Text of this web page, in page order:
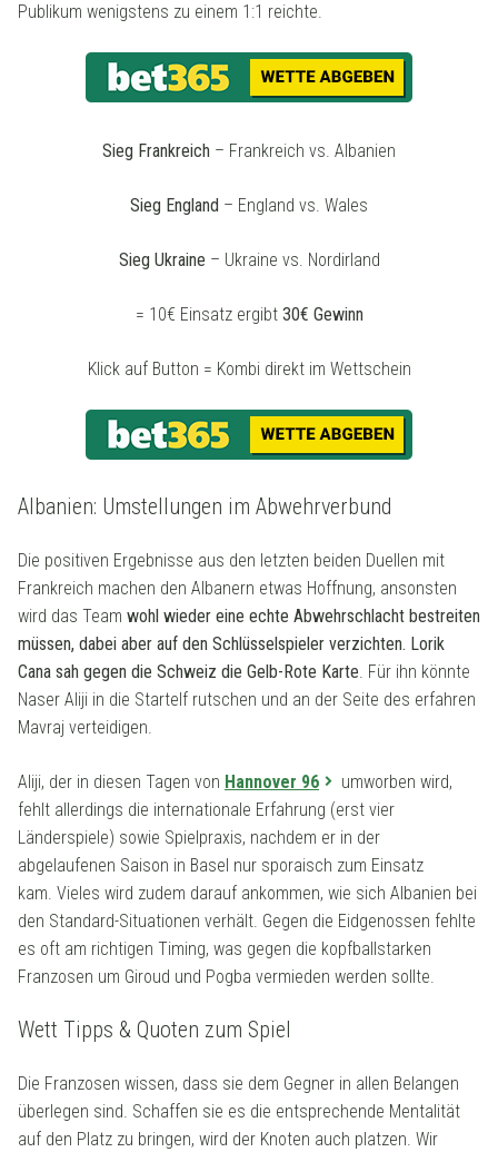
Publikum wenigstens zu einem 1:1 reichte.
Sieg Frankreich – Frankreich vs. Albanien
Sieg England – England vs. Wales
Sieg Ukraine – Ukraine vs. Nordirland
= 10€ Einsatz ergibt30€ Gewinn
Klick auf Button = Kombi direkt im Wettschein
Albanien: Umstellungen im Abwehrverbund
Die positiven Ergebnisse aus den letzten beiden Duellen mit
Frankreich machen den Albanern etwas Hoffnung, ansonsten
wird das Team wohl wieder eine echte Abwehrschlacht bestreiten
müssen, dabei aber auf den Schlüsselspieler verzichten. Lorik
Cana sah gegen die Schweiz die Gelb-Rote Karte. Für ihn könnte
Naser Aliji in die Startelf rutschen und an der Seite des erfahren
Mavraj verteidigen.
Aliji, der in diesen Tagen von Hannover 96
umworben wird,
fehlt allerdings die internationale Erfahrung (erst vier
Länderspiele) sowie Spielpraxis, nachdem er in der
abgelaufenen Saison in Basel nur sporaisch zum Einsatz
kam. Vieles wird zudem darauf ankommen, wie sich Albanien bei
den Standard-Situationen verhält. Gegen die Eidgenossen fehlte
es oft am richtigen Timing, was gegen die kopfballstarken
Franzosen um Giroud und Pogba vermieden werden sollte.
Wett Tipps & Quoten zum Spiel
Die Franzosen wissen, dass sie dem Gegner in allen Belangen
überlegen sind. Schaffen sie es die entsprechende Mentalität
auf den Platz zu bringen, wird der Knoten auch platzen. Wir